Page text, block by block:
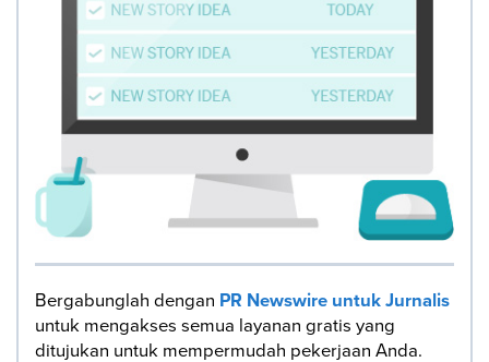
Bergabunglah dengan PR Newswire untuk Jurnalis
untuk mengakses semua layanan gratis yang
ditujukan untuk mempermudah pekerjaan Anda.